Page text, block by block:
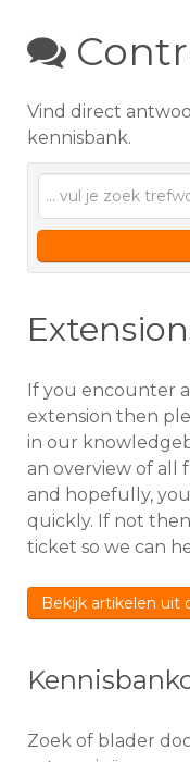
Vind direct
kennisbank.
If you encounter
extension then
in our
an overview of all
and hopefully,
quickly. If not
ticket so we can
Bekijk artikelen uit
Zoek of blader